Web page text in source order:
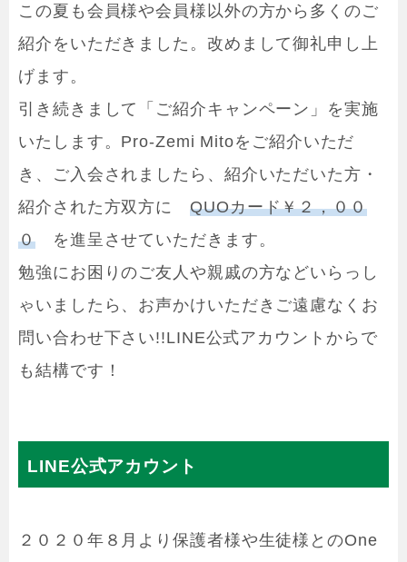
この夏も会員様や会員様以外の方から多くのご
紹介をいただきました。改めまして御礼申し上
げます。
引き続きまして「ご紹介キャンペーン」を実施
いたします。Pro-Zemi Mitoをご紹介いただ
き、ご入会されましたら、紹介いただいた方・
紹介された方双方に QUOカード￥２，００
０を進呈させていただきます。
勉強にお困りのご友人や親戚の方などいらっし
ゃいましたら、お声かけいただきご遠慮なくお
問い合わせ下さい!!LINE公式アカウントからで
も結構です！
LINE公式アカウント
２０２０年８月より保護者様や生徒様とのOne